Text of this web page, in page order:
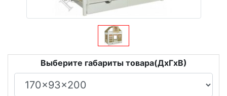
Выберите габариты товара(ДxГxВ)